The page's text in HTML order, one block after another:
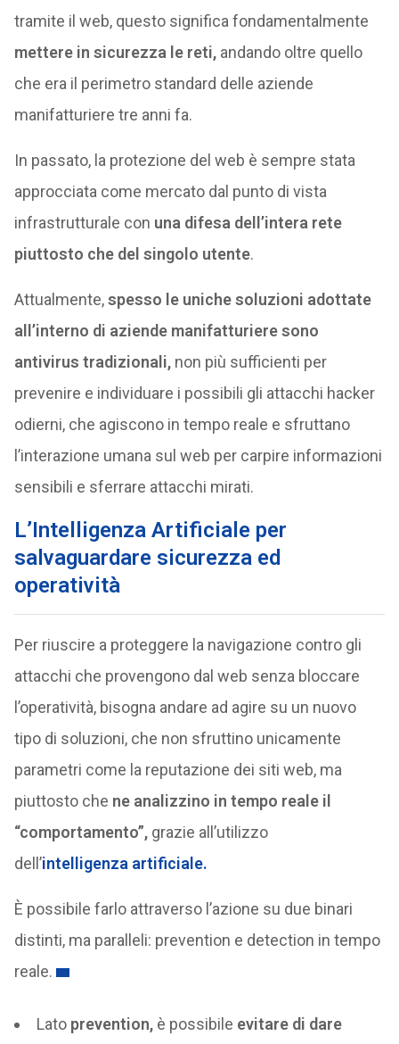
tramite il web, questo significa fondamentalmente
mettere in sicurezza le reti,andando oltre quello
che era il perimetro standard delle aziende
manifatturiere tre anni fa.
In passato, la protezione del web è sempre stata
approcciata come mercato dal punto di vista
infrastrutturale con una difesa dell’intera rete
piuttosto che del singolo utente.
Attualmente,spesso le uniche soluzioni adottate
all’interno di aziende manifatturiere sono
antivirus tradizionali,non più sufficienti per
prevenire e individuare i possibili gli attacchi hacker
odierni, che agiscono in tempo reale e sfruttano
l’interazione umana sul web per carpire informazioni
sensibili e sferrare attacchi mirati.
L’Intelligenza Artificiale per
salvaguardare sicurezza ed
operatività
Per riuscire a proteggere la navigazione contro gli
attacchi che provengono dal web senza bloccare
l’operatività, bisogna andare ad agire su un nuovo
tipo di soluzioni, che non sfruttino unicamente
parametri come la reputazione dei siti web, ma
piuttosto che ne analizzino in tempo reale il
“comportamento”,grazie all’utilizzo
dell’intelligenza artificiale.
È possibile farlo attraverso l’azione su due binari
distinti, ma paralleli: prevention e detection in tempo
reale.
Lato prevention,è possibile evitare di dare